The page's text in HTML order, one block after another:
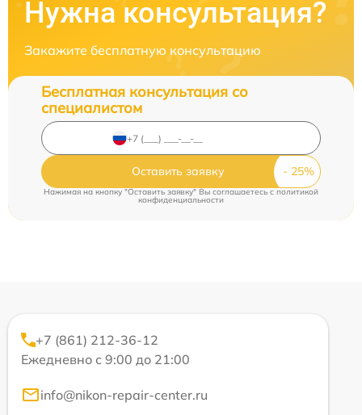
Нужна консультация?
Закажите бесплатную консультацию
Бесплатная консультация со
специалистом
Оставить заявку
Нажимая на кнопку "Оставить заявку" Вы соглашаетесь cполитикой
конфиденциальности
+7 (861) 212-36-12
Ежедневно с 9:00 до 21:00
info@nikon-repair-center.ru